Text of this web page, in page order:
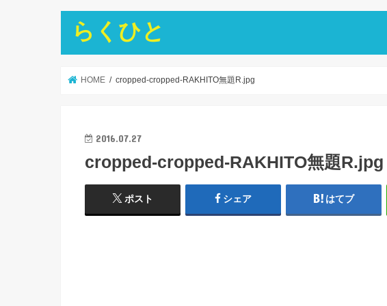
らくひと
HOME cropped-cropped-RAKHITO無題R.jpg
2016.07.27
cropped-cropped-RAKHITO無題R.jpg
ポスト シェア はてブ